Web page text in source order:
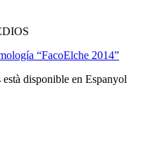
“FacoElche 2014”
disponible en Espanyol